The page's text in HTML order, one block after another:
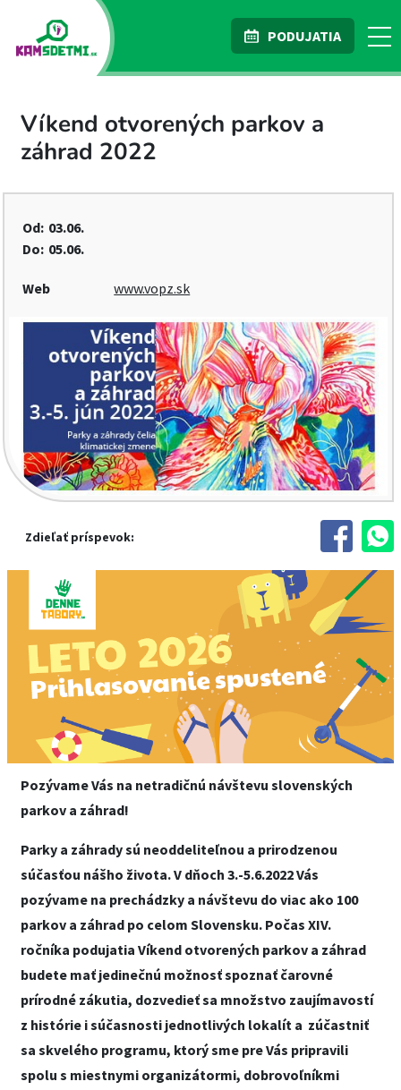
PODUJATIA
Víkend otvorených parkov a
záhrad 2022
Od: 03.06.
Do: 05.06.
Web www.vopz.sk
Zdieľať príspevok:
Pozývame Vás na netradičnú návštevu slovenských
parkov a záhrad!
Parky a záhrady sú neoddeliteľnou a prirodzenou
súčasťou nášho života. V dňoch 3.-5.6.2022 Vás
pozývame na prechádzky a návštevu do viac ako 100
parkov a záhrad po celom Slovensku. Počas XIV.
ročníka podujatia Víkend otvorených parkov a záhrad
budete mať jedinečnú možnosť spoznať čarovné
prírodné zákutia, dozvedieť sa množstvo zaujímavostí
z histórie i súčasnosti jednotlivých lokalít a zúčastniť
sa skvelého programu, ktorý sme pre Vás pripravili
spolu s miestnymi organizátormi, dobrovoľníkmi